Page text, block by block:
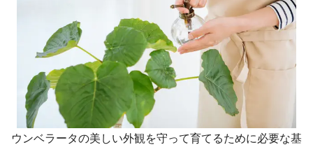
ウンベラータの美しい外観を守って育てるために必要な基